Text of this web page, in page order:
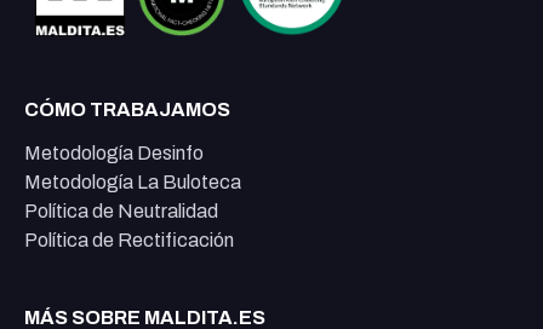
CÓMO TRABAJAMOS
Metodología Desinfo
Metodología La Buloteca
Política de Neutralidad
Política de Rectificación
MÁS SOBRE MALDITA.ES